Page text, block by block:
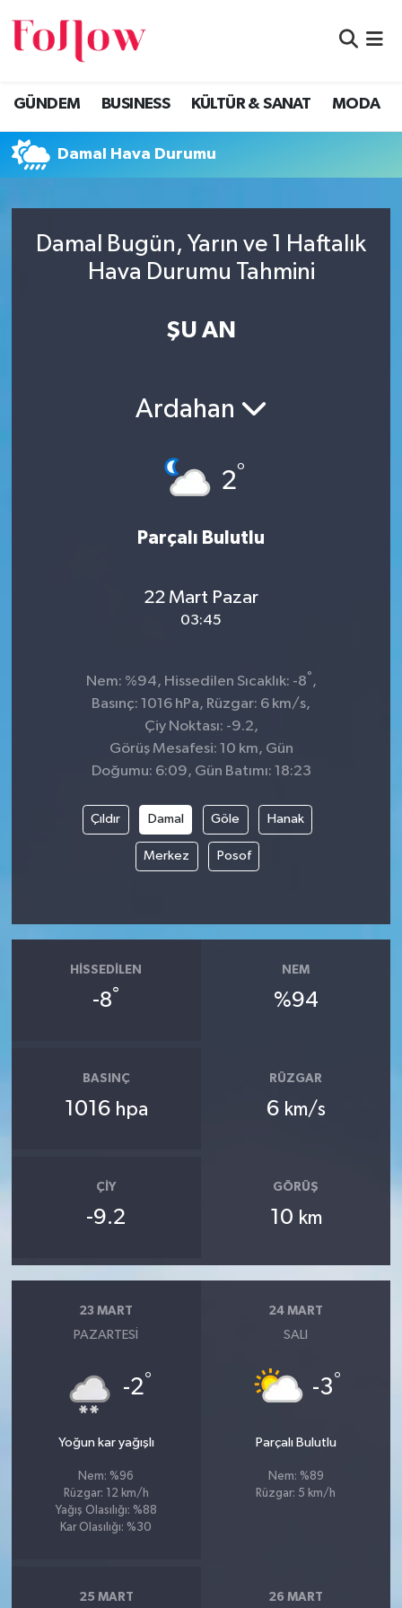
GÜNDEM BUSINESS KÜLTÜR & SANAT MODA
Damal Hava Durumu
Damal Bugün, Yarın ve 1 Haftalık
Hava Durumu Tahmini
ŞU AN
Ardahan
2°
Parçalı Bulutlu
22 Mart Pazar
03:45
Nem: %94, Hissedilen Sıcaklık: -8° ,
Basınç: 1016 hPa, Rüzgar: 6 km/s,
Çiy Noktası: -9.2,
Görüş Mesafesi: 10 km, Gün
Doğumu: 6:09, Gün Batımı: 18:23
Çıldır Damal Göle Hanak
Merkez Posof
HISSEDILEN
-8°
NEM
%94
BASINÇ
1016 hpa
RÜZGAR
6 km/s
ÇIY
-9.2
GÖRÜŞ
10 km
23 MART
PAZARTESI
-2°
Yoğun kar yağışlı
Nem: %96
Rüzgar: 12 km/h
Yağış Olasılığı: %88
Kar Olasılığı: %30
24 MART
SALI
-3°
Parçalı Bulutlu
Nem: %89
Rüzgar: 5 km/h
25 MART 26 MART
GÜNDEM
BUSINESS
KÜLTÜR & SANAT
MODA
EĞİTİM
Eskişehir Nöbetçi Eczaneler
Eskişehir Hava Durumu
Eskişehir Namaz Vakitleri
Eskişehir Trafik Yoğunluk Haritası
Süper Lig Puan Durumu ve Fikstür
Son Dakika Haberleri